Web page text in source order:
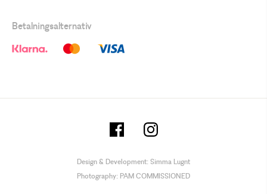
Betalningsalternativ
Design & Development: Simma Lugnt
Photography: PAM COMMISSIONED